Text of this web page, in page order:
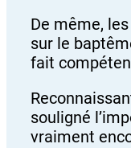
De même,
sur le
fait
souligné
vraiment